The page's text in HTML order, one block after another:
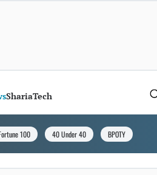
ShariaTech
100 40 Under 40 BPOTY